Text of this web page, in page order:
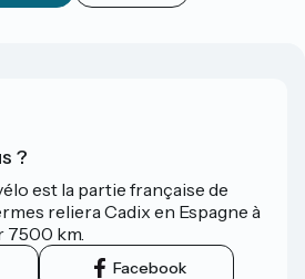
?
est la partie française de
reliera Cadix en Espagne à
7500 km.
Facebook